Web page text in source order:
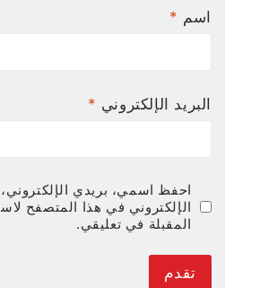
اسم *
البريد الإلكتروني *
احفظ اسمي، بريدي
الإلكتروني في هذا المتصفح
المقبلة في تعليقي.